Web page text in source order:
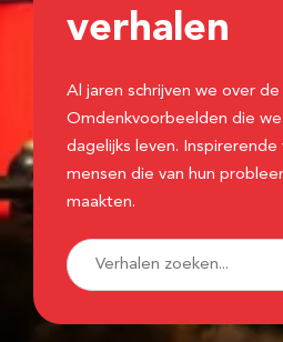
verhalen
Al jaren schrijven we over
Omdenkvoorbeelden die
dagelijks leven. Inspirerende
mensen die van hun
maakten.